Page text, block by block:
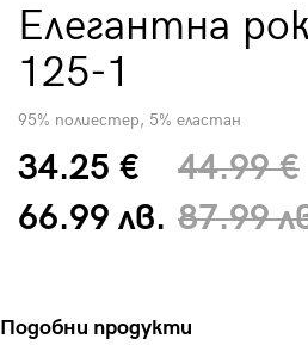
Елегантна
125-1
95% полиестер, 5% еластан
34.25 €
66.99 лв.
44.99 €
87.99
Подобни продукти